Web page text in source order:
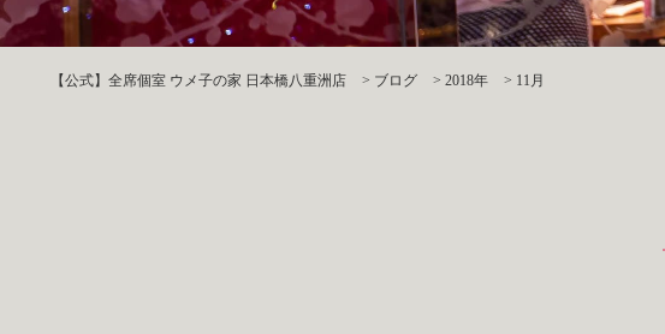
【公式】全席個室 ウメ子の家 日本橋八重洲店 > ブログ > 2018年 > 11月